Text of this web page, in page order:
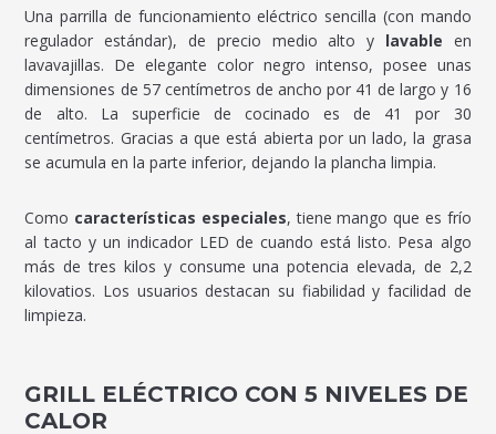
Una parrilla de funcionamiento eléctrico sencilla (con mando
regulador estándar), de precio medio alto y lavable en
lavavajillas. De elegante color negro intenso, posee unas
dimensiones de 57 centímetros de ancho por 41 de largo y 16
de alto. La superficie de cocinado es de 41 por 30
centímetros. Gracias a que está abierta por un lado, la grasa
se acumula en la parte inferior, dejando la plancha limpia.
Como características especiales, tiene mango que es frío
al tacto y un indicador LED de cuando está listo. Pesa algo
más de tres kilos y consume una potencia elevada, de 2,2
kilovatios. Los usuarios destacan su fiabilidad y facilidad de
limpieza.
GRILL ELÉCTRICO CON 5 NIVELES DE
CALOR